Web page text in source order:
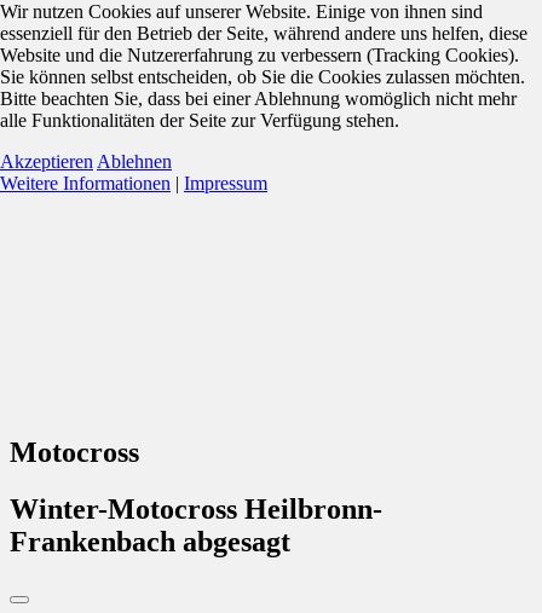
Motocross
Winter-Motocross Heilbronn-
Frankenbach abgesagt
Wir nutzen Cookies auf unserer Website. Einige von ihnen sind
essenziell für den Betrieb der Seite, während andere uns helfen, diese
Website und die Nutzererfahrung zu verbessern (Tracking Cookies).
Sie können selbst entscheiden, ob Sie die Cookies zulassen möchten.
Bitte beachten Sie, dass bei einer Ablehnung womöglich nicht mehr
alle Funktionalitäten der Seite zur Verfügung stehen.
Akzeptieren Ablehnen
Weitere Informationen | Impressum